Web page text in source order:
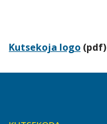
Kutsekoja logo (pdf)